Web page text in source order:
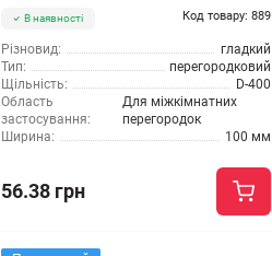
В наявності Код товару: 889
Різновид:
гладкий
Тип:
перегородковий
Щільність:
D-400
Область
застосування:
Для міжкімнатних
перегородок
Ширина:
100 мм
56.38 грн